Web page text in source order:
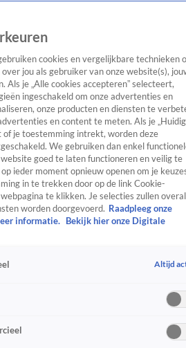
TV Algemeen
Tip
RealityCrimeVideo's
cookies en vergelijkbare technieken
jou als gebruiker van onze website(s),
Als je „Alle cookies accepteren” selecteert,
ingeschakeld om onze advertenties en
onze producten en diensten te
en content te meten. Als je
of je toestemming intrekt, worden deze
We gebruiken dan enkel
goed te laten functioneren en veilig te
ieder moment opnieuw openen om je
in te trekken door op de link Cookie-
te klikken. Je selecties zullen overal
worden doorgevoerd. Raadpleeg onze
informatie.
Bekijk hier onze Digitale
Altijd